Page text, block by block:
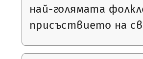
най-голямата
присъствието на